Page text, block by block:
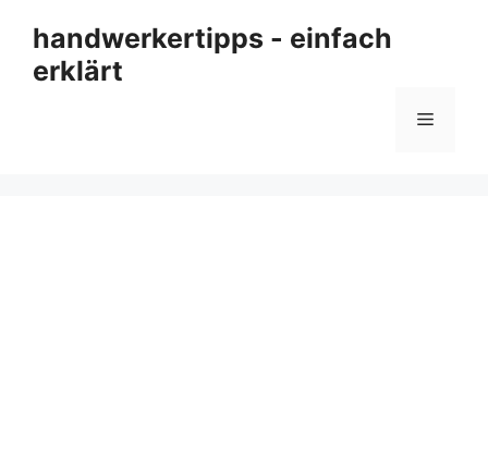
Inhalt
springen
handwerkertipps - einfach
erklärt
Menü